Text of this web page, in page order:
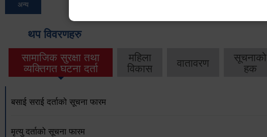
अन्य
थप विवरणहरु
सामाजिक सुरक्षा तथा
व्यक्तिगत घटना दर्ता
महिला
विकास
वातावरण
सूचनाको
हक
बसाई सराई दर्ताको सूचना फारम
मृत्यु दर्ताको सूचना फारम